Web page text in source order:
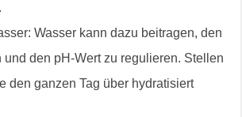
Wasser kann dazu beitragen, den
und den pH-Wert zu regulieren. Stellen
den ganzen Tag über hydratisiert